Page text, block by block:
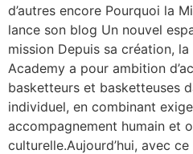
d’autres encore Pourquoi la
lance son blog Un nouvel
mission Depuis sa création,
Academy a pour ambition
basketteurs et basketteuses
individuel, en combinant
accompagnement humain et
culturelle.Aujourd’hui, avec